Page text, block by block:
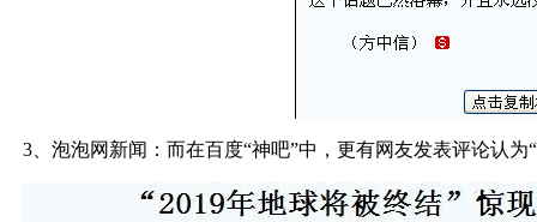
3、泡泡网新闻：而在百度“神吧”中，更有网友发表评论认